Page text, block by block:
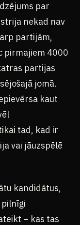
par
nekad nav
partijām,
pirmajiem 4000
partijas
jomā.
kaut
tad, kad ir
vai jāuzspēlē
kandidātus,
– kas tas